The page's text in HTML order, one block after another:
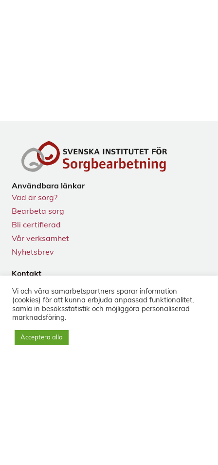
Användbara länkar
Vad är sorg?
Bearbeta sorg
Bli certifierad
Vår verksamhet
Nyhetsbrev
Kontakt
113 59 Stockholm
+46 8-33 50 40
info@sorg.se
Sociala medier
Vi och våra samarbets­partners sparar information
(cookies) för att kunna erbjuda anpassad funktionalitet,
samla in besöks­statistik och möjliggöra personaliserad
marknads­föring.
Acceptera alla